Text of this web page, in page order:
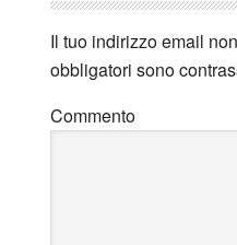
Il tuo indirizzo email
obbligatori sono
Commento